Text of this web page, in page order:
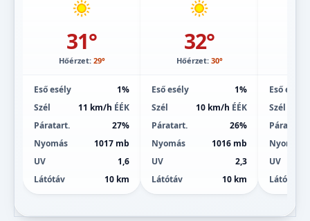
31°
Hőérzet: 29°
Eső esély
1%
Szél
11 km/h ÉÉK
Páratart.
27%
Nyomás
1017 mb
UV
1,6
Látótáv
10 km
32°
Hőérzet: 30°
Eső esély
1%
Szél
10 km/h ÉÉK
Páratart.
26%
Nyomás
1016 mb
UV
2,3
Látótáv
10 km
Eső esély
Szél
Páratart.
Nyomás
UV
Látótáv